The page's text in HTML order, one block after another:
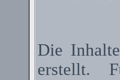
Die
erstellt.